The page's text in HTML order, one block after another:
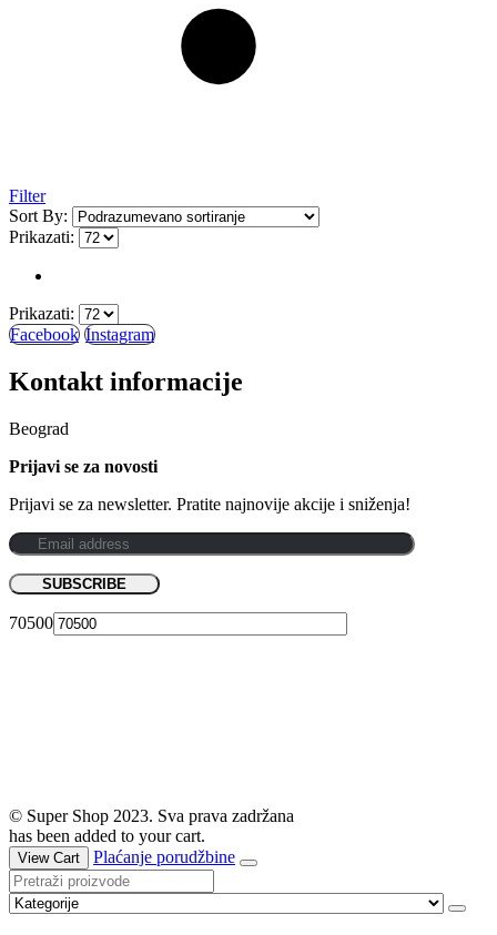
Filter
Sort By:
Prikazati:
Prikazati:
Facebook Instagram
Kontakt informacije
Beograd
Prijavi se za novosti
Prijavi se za newsletter. Pratite najnovije akcije i sniženja!
70500
© Super Shop 2023. Sva prava zadržana
has been added to your cart.
View Cart Plaćanje porudžbine